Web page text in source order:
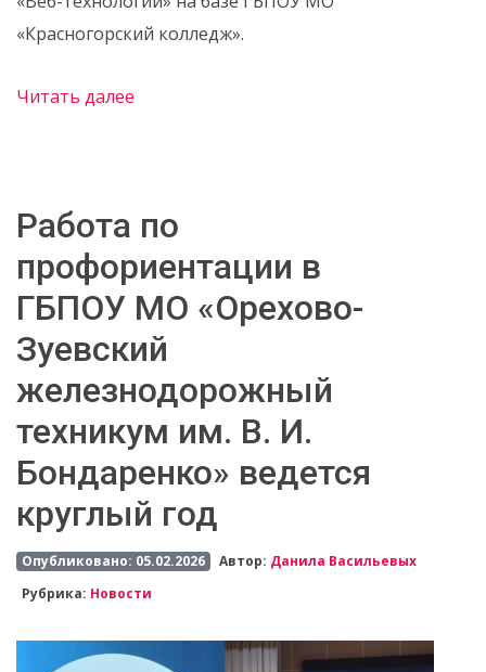
«Красногорский колледж».
Читать далее
Работа по
профориентации в
ГБПОУ МО «Орехово-
Зуевский
железнодорожный
техникум им. В. И.
Бондаренко» ведется
круглый год
Опубликовано: 05.02.2026 Автор: Данила Васильевых
Рубрика: Новости